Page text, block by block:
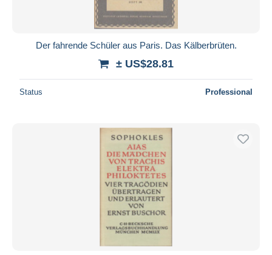
Der fahrende Schüler aus Paris. Das Kälberbrüten.
± US$28.81
Status Professional